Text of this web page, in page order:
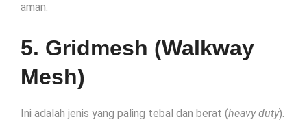
aman.
5. Gridmesh (Walkway
Mesh)
Ini adalah jenis yang paling tebal dan berat (heavy duty).